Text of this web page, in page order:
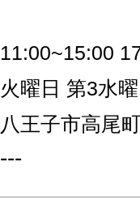
11:00~15:00
火曜日 第3水
八王子市高尾
---